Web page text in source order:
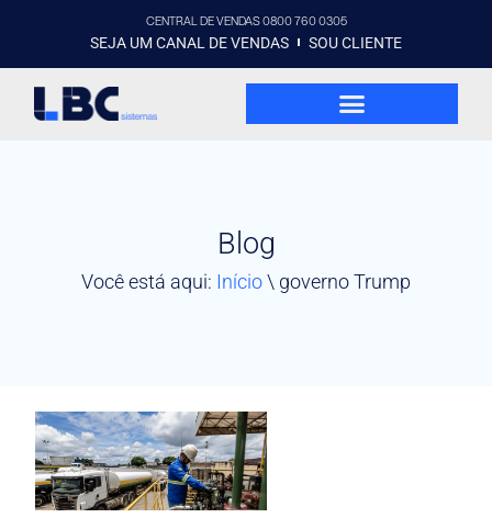
CENTRAL DE VENDAS 0800 760 0305
SEJA UM CANAL DE VENDAS SOU CLIENTE
Blog
Você está aqui: Início\ governo Trump